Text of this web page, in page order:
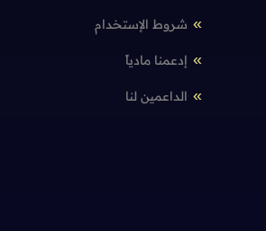
شروط الإستخدام
إدعمنا مادياً
الداعمين لنا